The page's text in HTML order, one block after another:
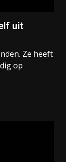
uit
Ze heeft
op